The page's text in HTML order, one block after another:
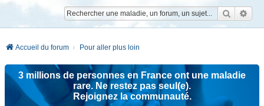
Accueil du forum Pour aller plus loin
3 millions de personnes en France ont une maladie
rare. Ne restez pas seul(e).
Rejoignez la communauté.